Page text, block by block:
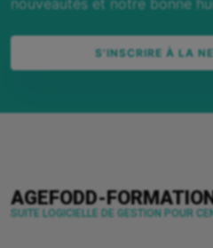
nouveautés et notre bonne
S'INSCRIRE À LA
AGEFODD-
SUITE LOGICIELLE DE GESTION POUR